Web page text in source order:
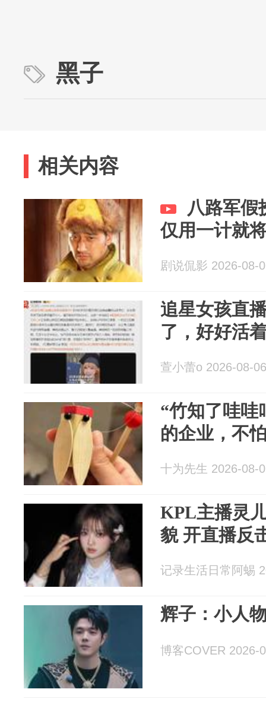
黑子
相关内容
八路军假
仅用一计就
剧说侃影 2026-08-
追星女孩直
了，好好活
萱小蕾o 2026-08-06
“竹知了哇哇
的企业，不
十为先生 2026-08-
KPL主播灵
貌 开直播反
记录生活日常阿蜴
辉子：小人
博客COVER 2026-